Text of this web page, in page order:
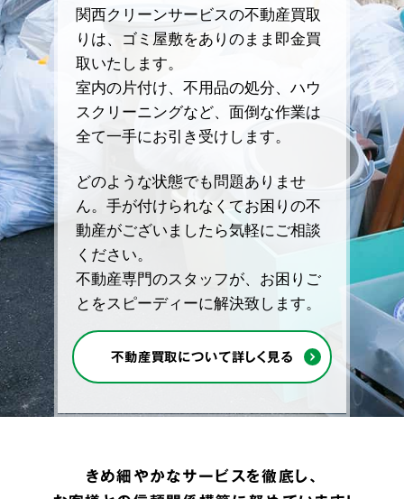
関西クリーンサービスの不動産買取
りは、ゴミ屋敷をありのまま即金買
取いたします。
室内の片付け、不用品の処分、ハウ
スクリーニングなど、面倒な作業は
全て一手にお引き受けします。
どのような状態でも問題ありませ
ん。手が付けられなくてお困りの不
動産がございましたら気軽にご相談
ください。
不動産専門のスタッフが、お困りご
とをスピーディーに解決致します。
不動産買取について詳しく見る
きめ細やかなサービスを徹底し、